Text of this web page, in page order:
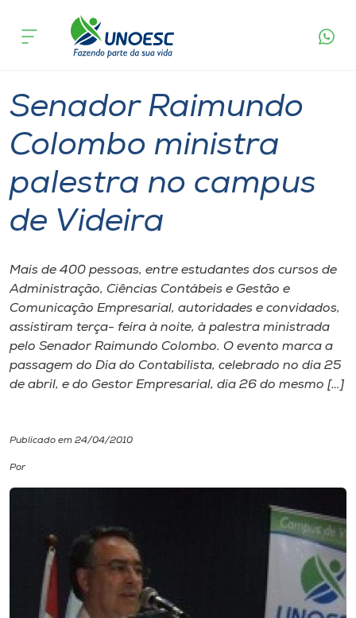
Cursos
Pesquisa
Atendimento ao Estudante
Portal de Ensino
A
Internacionalização
I.nova
Diplomados
Cultura
Biblioteca
acontece
Senador Raimundo
Colombo ministra
palestra no campus
de Videira
Mais de 400 pessoas, entre estudantes dos cursos de
Administração, Ciências Contábeis e Gestão e
Comunicação Empresarial, autoridades e convidados,
assistiram terça- feira à noite, à palestra ministrada
pelo Senador Raimundo Colombo. O evento marca a
passagem do Dia do Contabilista, celebrado no dia 25
de abril, e do Gestor Empresarial, dia 26 do mesmo […]
Publicado em 24/04/2010
Por